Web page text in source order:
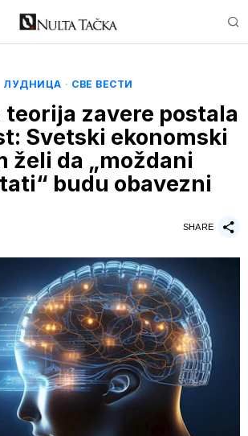
ЛУДНИЦА · СВЕ ВЕСТИ
teorija zavere postala
Svetski ekonomski
želi da „moždani
budu obavezni
SHARE